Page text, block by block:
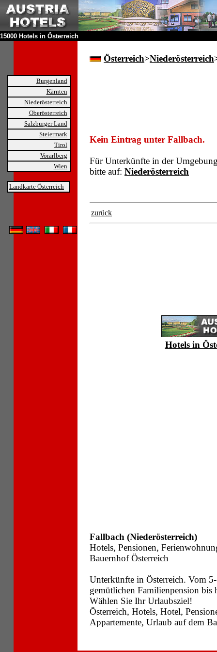
15000 Hotels in Österreich
Burgenland
Kärnten
Niederösterreich
Oberösterreich
Salzburger Land
Steiermark
Tirol
Vorarlberg
Wien
Landkarte Österreich
Österreich>Niederösterreich
Kein Eintrag unter Fallbach.
Für Unterkünfte in der
bitte auf: Niederösterreich
zurück
Hotels in
Fallbach (Niederösterreich)
Hotels, Pensionen,
Bauernhof Österreich
Unterkünfte in Österreich. Vom
gemütlichen Familienpension
Wählen Sie Ihr Urlaubsziel!
Österreich, Hotels, Hotel,
Appartemente, Urlaub auf dem